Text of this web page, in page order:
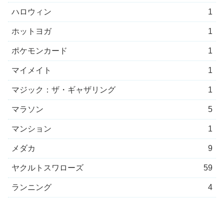
ハロウィン 1
ホットヨガ 1
ポケモンカード 1
マイメイト 1
マジック：ザ・ギャザリング 1
マラソン 5
マンション 1
メダカ 9
ヤクルトスワローズ 59
ランニング 4